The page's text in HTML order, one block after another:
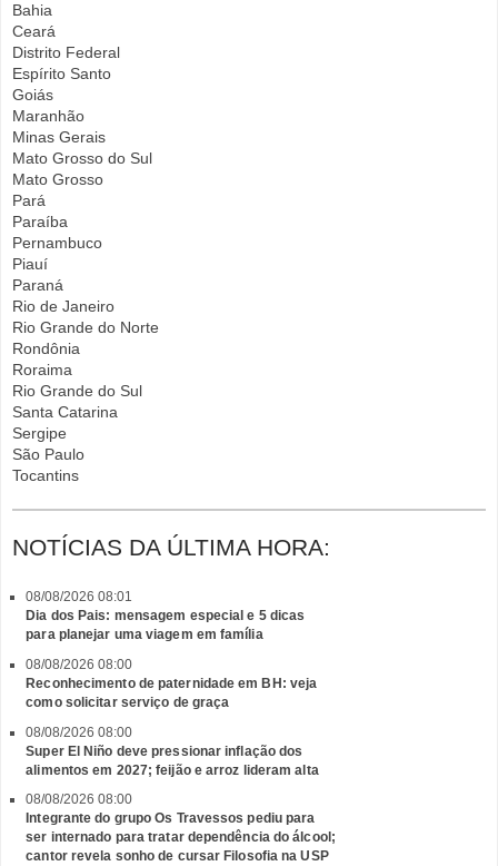
Bahia
Ceará
Distrito Federal
Espírito Santo
Goiás
Maranhão
Minas Gerais
Mato Grosso do Sul
Mato Grosso
Pará
Paraíba
Pernambuco
Piauí
Paraná
Rio de Janeiro
Rio Grande do Norte
Rondônia
Roraima
Rio Grande do Sul
Santa Catarina
Sergipe
São Paulo
Tocantins
NOTÍCIAS DA ÚLTIMA HORA:
08/08/2026 08:01
Dia dos Pais: mensagem especial e 5 dicas
para planejar uma viagem em família
08/08/2026 08:00
Reconhecimento de paternidade em BH: veja
como solicitar serviço de graça
08/08/2026 08:00
Super El Niño deve pressionar inflação dos
alimentos em 2027; feijão e arroz lideram alta
08/08/2026 08:00
Integrante do grupo Os Travessos pediu para
ser internado para tratar dependência do álcool;
cantor revela sonho de cursar Filosofia na USP